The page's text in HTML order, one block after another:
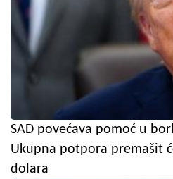
SAD povećava pomoć u
Ukupna potpora premašit
dolara